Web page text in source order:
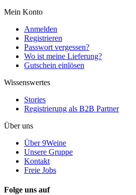
Mein Konto
Anmelden
Registrieren
Passwort vergessen?
Wo ist meine Lieferung?
Gutschein einlösen
Wissenswertes
Stories
Registrierung als B2B Partner
Über uns
Über 9Weine
Unsere Gruppe
Kontakt
Freie Jobs
Folge uns auf